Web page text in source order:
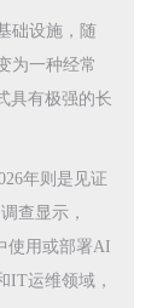
础设施，随
为一种经常
具有极强的长
年则是见证
查显示，
使用或部署AI
IT运维领域，